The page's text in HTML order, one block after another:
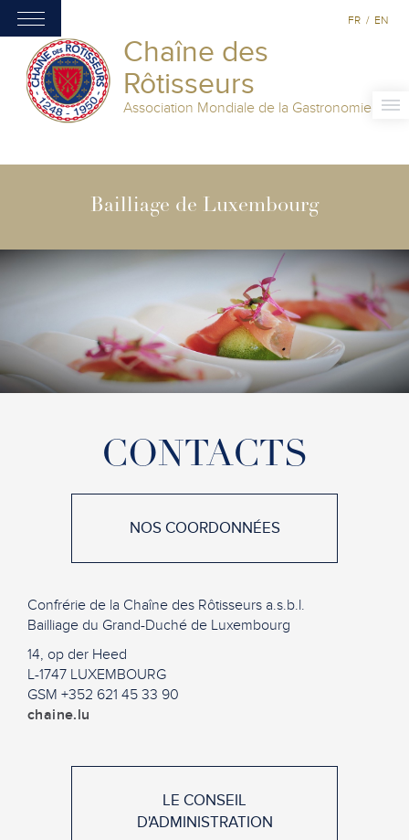
Chaîne des
Rôtisseurs
Association Mondiale de la Gastronomie
FR / EN
Bailliage de Luxembourg
CONTACTS
NOS COORDONNÉES
Confrérie de la Chaîne des Rôtisseurs a.s.b.l.
Bailliage du Grand-Duché de Luxembourg
14, op der Heed
L-1747 LUXEMBOURG
GSM +352 621 45 33 90
chaine.lu
LE CONSEIL
D'ADMINISTRATION